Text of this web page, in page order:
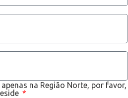
na Região Norte, por favor,